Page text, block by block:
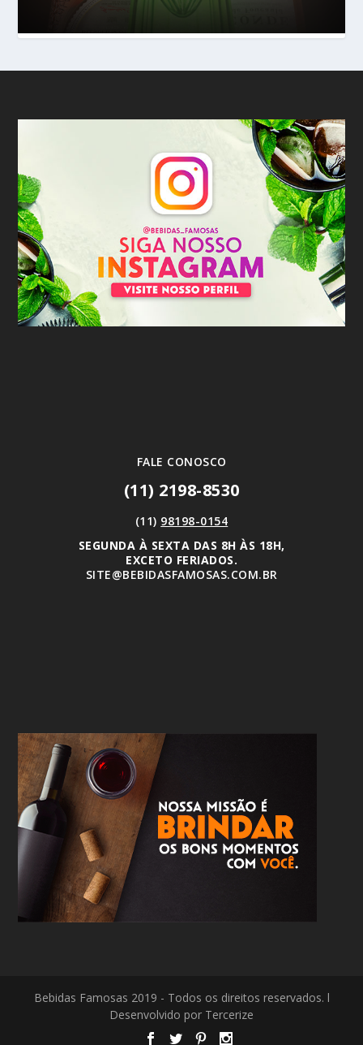
FALE CONOSCO
(11) 2198-8530
(11) 98198-0154
SEGUNDA À SEXTA DAS 8H ÀS 18H,
EXCETO FERIADOS.
SITE@BEBIDASFAMOSAS.COM.BR
Bebidas Famosas 2019 - Todos os direitos reservados. l
Desenvolvido por Tercerize